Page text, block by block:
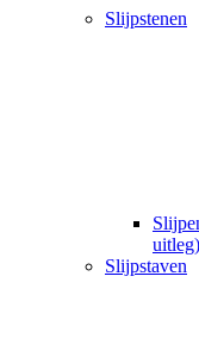
Slijpstenen
uitleg)
Slijpstaven